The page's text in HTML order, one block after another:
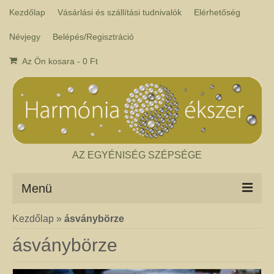
Kezdőlap Vásárlási és szállítási tudnivalók Elérhetőség
Névjegy Belépés/Regisztráció
Az Ön kosara - 0 Ft
AZ EGYÉNISÉG SZÉPSÉGE
Menü
Csakra ékszer
a népi hagyományok szerint segítik a csakrák harmónikus működését. Az
határozza meg, hogy melyik csakrához rendeljük. Így lehetséges az, hogy pl.
Kezdőlap » ásványbörze
ásványbörze